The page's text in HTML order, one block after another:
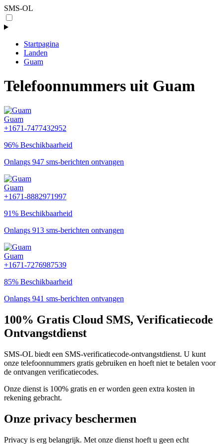
SMS-OL
Startpagina
Landen
Guam
Telefoonnummers uit Guam
Guam
+1671-7477432952
96% Beschikbaarheid
Onlangs 947 sms-berichten ontvangen
Guam
+1671-8882971997
91% Beschikbaarheid
Onlangs 913 sms-berichten ontvangen
Guam
+1671-7276987539
85% Beschikbaarheid
Onlangs 941 sms-berichten ontvangen
100% Gratis Cloud SMS, Verificatiecode
Ontvangstdienst
SMS-OL biedt een SMS-verificatiecode-ontvangstdienst. U kunt
onze telefoonnummers gratis gebruiken en hoeft niet te betalen voor
de ontvangen verificatiecodes.
Onze dienst is 100% gratis en er worden geen extra kosten in
rekening gebracht.
Onze privacy beschermen
Privacy is erg belangrijk. Met onze dienst hoeft u geen echt